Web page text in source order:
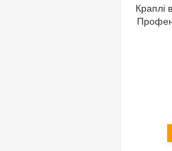
Краплі